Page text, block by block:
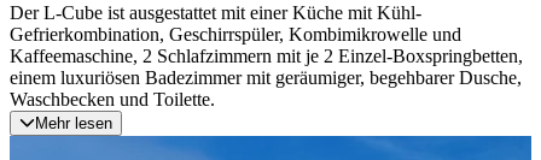
Der L-Cube ist ausgestattet mit einer Küche mit Kühl-
Gefrierkombination, Geschirrspüler, Kombimikrowelle und
Kaffeemaschine, 2 Schlafzimmern mit je 2 Einzel-Boxspringbetten,
einem luxuriösen Badezimmer mit geräumiger, begehbarer Dusche,
Waschbecken und Toilette.
Mehr lesen